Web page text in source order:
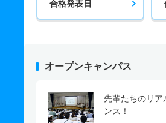
合格発表日
オープンキャンパス
先輩たちのリア
ンス！